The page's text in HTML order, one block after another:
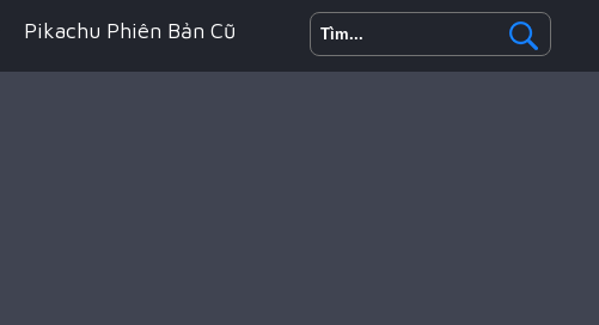
Pikachu Phiên Bản Cũ